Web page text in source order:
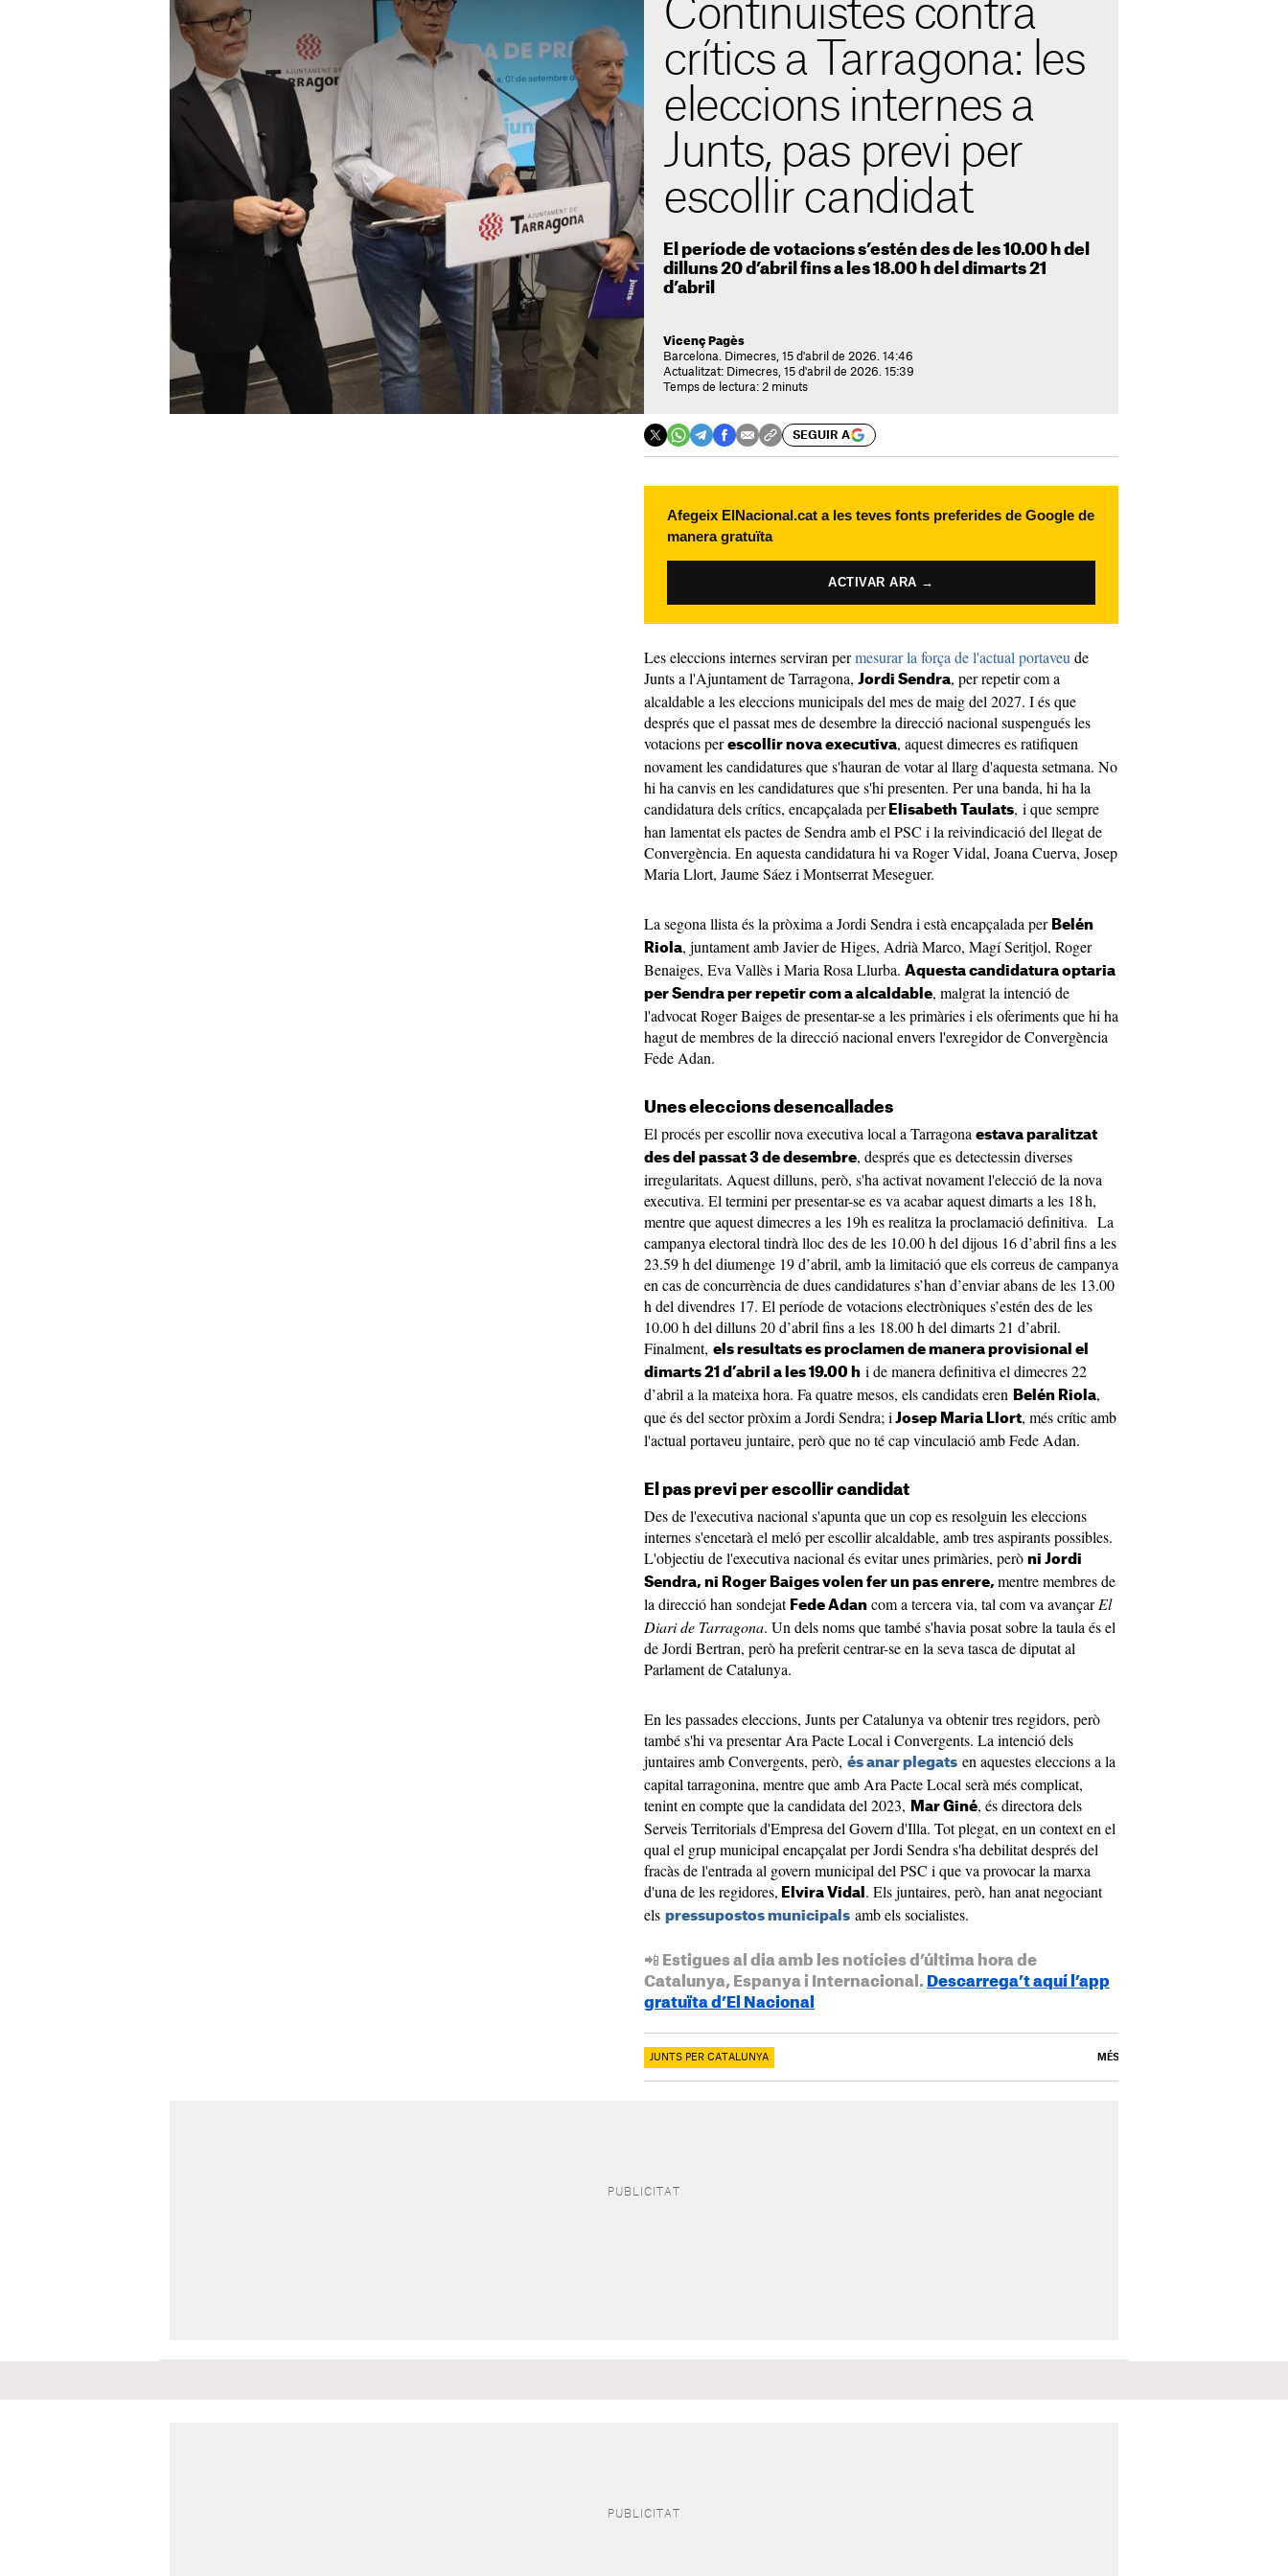
Continuistes contra
crítics a Tarragona: les
eleccions internes a
Junts, pas previ per
escollir candidat
El període de votacions s’estén des de les 10.00 h del
dilluns 20 d’abril fins a les 18.00 h del dimarts 21
d’abril
Vicenç Pagès
Barcelona. Dimecres, 15 d'abril de 2026. 14:46
Actualitzat: Dimecres, 15 d'abril de 2026. 15:39
Temps de lectura: 2 minuts
SEGUIR A
Afegeix ElNacional.cat a les teves fonts preferides de Google de
manera gratuïta
ACTIVAR ARA →
Les eleccions internes serviran permesurar la força de l'actual portaveu de
Junts a l'Ajuntament de Tarragona, Jordi Sendra, per repetir com a
alcaldable a les eleccions municipals del mes de maig del 2027. I és que
després que el passat mes de desembre la direcció nacional suspengués les
votacions per escollir nova executiva, aquest dimecres es ratifiquen
novament les candidatures que s'hauran de votar al llarg d'aquesta setmana. No
hi ha canvis en les candidatures que s'hi presenten. Per una banda, hi ha la
candidatura dels crítics, encapçalada perElisabeth Taulats, i que sempre
han lamentat els pactes de Sendra amb el PSC i la reivindicació del llegat de
Convergència. En aquesta candidatura hi va Roger Vidal, Joana Cuerva, Josep
Maria Llort, Jaume Sáez i Montserrat Meseguer.
La segona llista és la pròxima a Jordi Sendra i està encapçalada per Belén
Riola, juntament amb Javier de Higes, Adrià Marco, Magí Seritjol, Roger
Benaiges, Eva Vallès i Maria Rosa Llurba. Aquesta candidatura optaria
per Sendra per repetir com a alcaldable, malgrat la intenció de
l'advocat Roger Baiges de presentar-se a les primàries i els oferiments que hi ha
hagut de membres de la direcció nacional envers l'exregidor de Convergència
Fede Adan.
Unes eleccions desencallades
El procés per escollir nova executiva local a Tarragona estava paralitzat
des del passat 3 de desembre, després que es detectessin diverses
irregularitats. Aquest dilluns, però, s'ha activat novament l'elecció de la nova
executiva. El termini per presentar-se es va acabar aquest dimarts a les 18 h,
mentre que aquest dimecres a les 19h es realitza la proclamació definitiva. La
campanya electoral tindrà lloc des de les 10.00 h del dijous 16 d’abril fins a les
23.59 h del diumenge 19 d’abril, amb la limitació que els correus de campanya
en cas de concurrència de dues candidatures s’han d’enviar abans de les 13.00
h del divendres 17. El període de votacions electròniques s’estén des de les
10.00 h del dilluns 20 d’abril fins a les 18.00 h del dimarts 21 d’abril.
Finalment, els resultats es proclamen de manera provisional el
dimarts 21 d’abril a les 19.00 h i de manera definitiva el dimecres 22
d’abril a la mateixa hora. Fa quatre mesos, els candidats eren
Belén Riola,
que és del sector pròxim a Jordi Sendra; i Josep Maria Llort, més crític amb
l'actual portaveu juntaire, però que no té cap vinculació amb Fede Adan.
El pas previ per escollir candidat
Des de l'executiva nacional s'apunta que un cop es resolguin les eleccions
internes s'encetarà el meló per escollir alcaldable, amb tres aspirants possibles.
L'objectiu de l'executiva nacional és evitar unes primàries, però ni Jordi
Sendra, ni Roger Baiges volen fer un pas enrere, mentre membres de
la direcció han sondejat Fede Adan com a tercera via, tal com va avançarEl
Diari de Tarragona. Un dels noms que també s'havia posat sobre la taula és el
de Jordi Bertran, però ha preferit centrar-se en la seva tasca de diputat al
Parlament de Catalunya.
En les passades eleccions, Junts per Catalunya va obtenir tres regidors, però
també s'hi va presentar Ara Pacte Local i Convergents. La intenció dels
juntaires amb Convergents, però, és anar plegats en aquestes eleccions a la
capital tarragonina, mentre que amb Ara Pacte Local serà més complicat,
tenint en compte que la candidata del 2023, Mar Giné, és directora dels
Serveis Territorials d'Empresa del Govern d'Illa. Tot plegat, en un context en el
qual el grup municipal encapçalat per Jordi Sendra s'ha debilitat després del
fracàs de l'entrada al govern municipal del PSC i que va provocar la marxa
d'una de les regidores, Elvira Vidal . Els juntaires, però, han anat negociant
els pressupostos municipals amb els socialistes.
📲 Estigues al dia amb les notícies d’última hora de
Catalunya, Espanya i Internacional. Descarrega’t aquí l’app
gratuïta d’El Nacional
JUNTS PER CATALUNYA MÉS